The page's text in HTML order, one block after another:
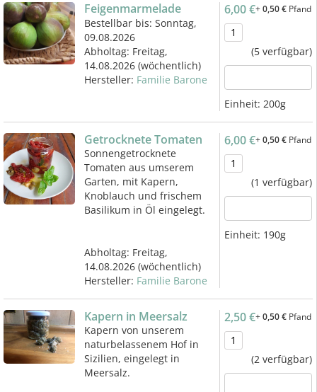
Feigenmarmelade
Bestellbar bis: Sonntag,
09.08.2026
Abholtag: Freitag,
14.08.2026(wöchentlich)
Hersteller: Familie Barone
6,00 €+0,50 €Pfand
(5 verfügbar)
Einheit: 200g
Getrocknete Tomaten
Sonnengetrocknete
Tomaten aus umserem
Garten, mit Kapern,
Knoblauch und frischem
Basilikum in Öl eingelegt.
Abholtag: Freitag,
14.08.2026(wöchentlich)
Hersteller: Familie Barone
6,00 €+0,50 €Pfand
(1 verfügbar)
Einheit: 190g
Kapern in Meersalz
Kapern von unserem
naturbelassenem Hof in
Sizilien, eingelegt in
Meersalz.
2,50 €+0,50 €Pfand
(2 verfügbar)